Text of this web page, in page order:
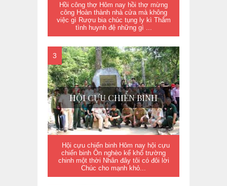
Hồi công thợ Hôm nay hồi thợ mừng
công Hoàn thành nhà cửa mà không
việc gì Rượu bia chúc tụng ly kì Thắm
tình huynh đệ những gì ...
HỘI CỰU CHIẾN BINH
Hội cựu chiến binh Hôm nay hội cựu
chiến binh Ôn nghèo kể khổ trường
chinh một thời Nhân đây tôi có đôi lời
Chúc cho mạnh khỏ...